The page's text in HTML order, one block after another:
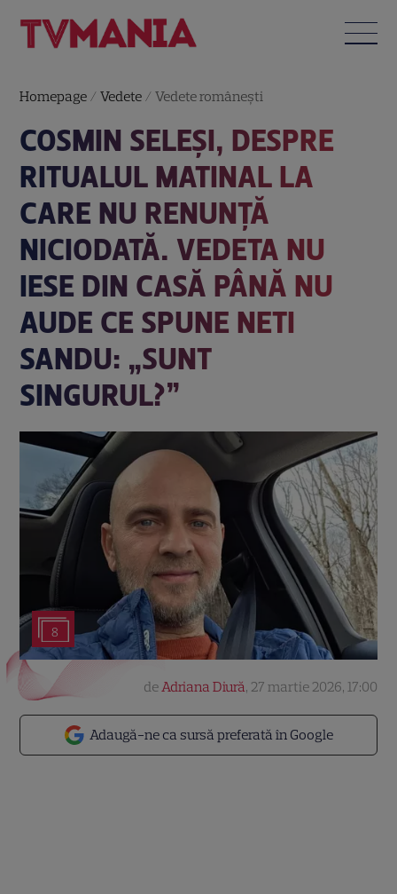
Homepage /Vedete /Vedete româneşti
COSMIN SELEȘI, DESPRE
RITUALUL MATINAL LA
CARE NU RENUNȚĂ
NICIODATĂ. VEDETA NU
IESE DIN CASĂ PÂNĂ NU
AUDE CE SPUNE NETI
SANDU: „SUNT
SINGURUL?”
8
Adaugă-ne ca sursă preferată în Google
deAdriana Diură, 27 martie 2026, 17:00